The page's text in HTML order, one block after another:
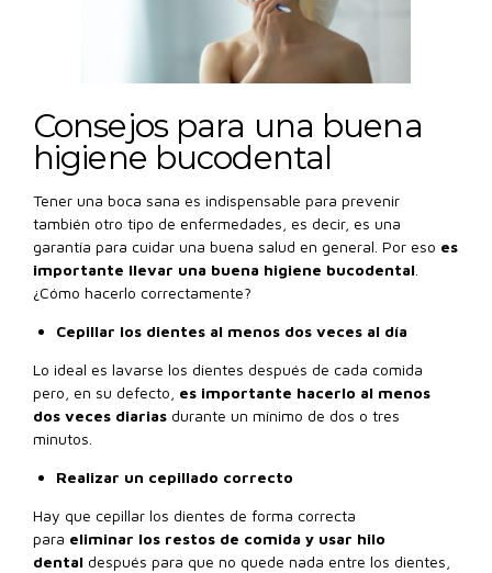
Consejos para una buena
higiene bucodental
Tener una boca sana es indispensable para prevenir
también otro tipo de enfermedades, es decir, es una
garantía para cuidar una buena salud en general. Por eso es
importante llevar una buena higiene bucodental.
¿Cómo hacerlo correctamente?
Cepillar los dientes al menos dos veces al día
Lo ideal es lavarse los dientes después de cada comida
pero, en su defecto, es importante hacerlo al menos
dos veces diarias durante un mínimo de dos o tres
minutos.
Realizar un cepillado correcto
Hay que cepillar los dientes de forma correcta
para eliminar los restos de comida y usar hilo
dental después para que no quede nada entre los dientes,